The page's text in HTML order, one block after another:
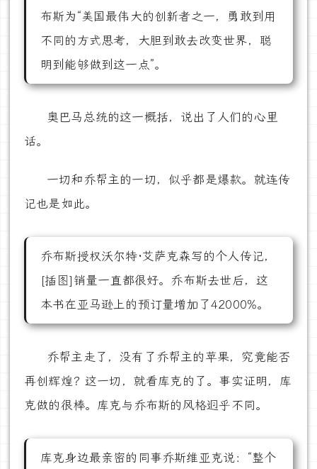
布斯为“美国最伟大的创新者之一，勇敢到用
不同的方式思考，大胆到敢去改变世界，聪
明到能够做到这一点”。
奥巴马总统的这一概括，说出了人们的心里
话。
一切和乔帮主的一切，似乎都是爆款。就连传
记也是如此。
乔布斯授权沃尔特·艾萨克森写的个人传记，
[插图]销量一直都很好。乔布斯去世后，这
本书在亚马逊上的预订量增加了42000%。
乔帮主走了，没有了乔帮主的苹果，究竟能否
再创辉煌？这一切，就看库克的了。事实证明，库
克做的很棒。库克与乔布斯的风格迥乎不同。
库克身边最亲密的同事乔斯维亚克说：“整个